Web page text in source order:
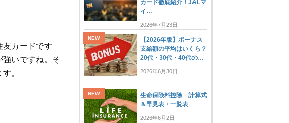
友カードです
強いですね。そ
。
カード徹底紹介！JALマ
イ…
2026年7月23日
【2026年版】ボーナス
支給額の平均はいくら？
20代・30代・40代の…
2026年6月30日
生命保険料控除 計算式
＆早見表・一覧表
2026年6月2日